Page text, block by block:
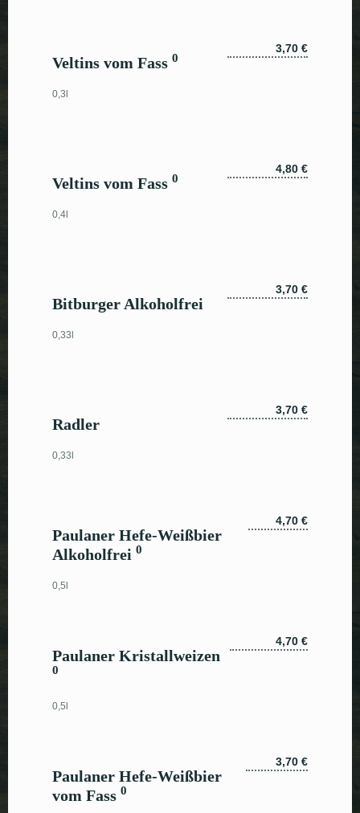
Veltins vom Fass 0
0,3l
3,70 €
Veltins vom Fass 0
0,4l
4,80 €
Bitburger Alkoholfrei
0,33l
3,70 €
Radler
0,33l
3,70 €
Paulaner Hefe-Weißbier
Alkoholfrei 0
0,5l
4,70 €
Paulaner Kristallweizen
0
0,5l
4,70 €
Paulaner Hefe-Weißbier
vom Fass 0
3,70 €